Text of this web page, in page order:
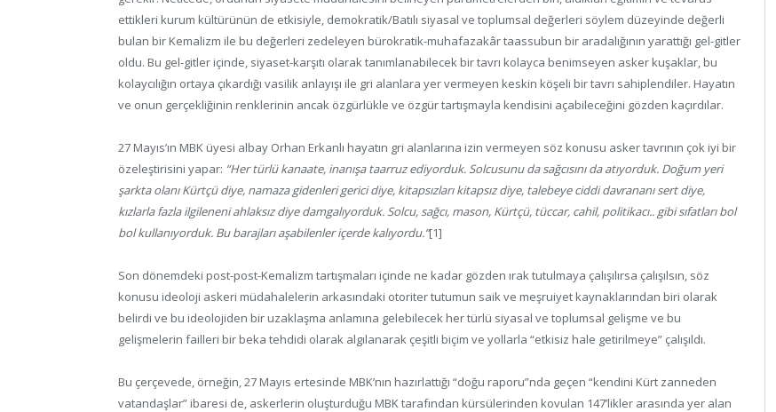
ettikleri kurum kültürünün de etkisiyle, demokratik/Batılı siyasal ve toplumsal değerleri söylem düzeyinde değerli
bulan bir Kemalizm ile bu değerleri zedeleyen bürokratik-muhafazakâr taassubun bir aradalığının yarattığı gel-gitler
oldu. Bu gel-gitler içinde, siyaset-karşıtı olarak tanımlanabilecek bir tavrı kolayca benimseyen asker kuşaklar, bu
kolaycılığın ortaya çıkardığı vasilik anlayışı ile gri alanlara yer vermeyen keskin köşeli bir tavrı sahiplendiler. Hayatın
ve onun gerçekliğinin renklerinin ancak özgürlükle ve özgür tartışmayla kendisini açabileceğini gözden kaçırdılar.
27 Mayıs’ın MBK üyesi albay Orhan Erkanlı hayatın gri alanlarına izin vermeyen söz konusu asker tavrının çok iyi bir
özeleştirisini yapar: “Her türlü kanaate, inanışa taarruz ediyorduk. Solcusunu da sağcısını da atıyorduk. Doğum yeri
şarkta olanı Kürtçü diye, namaza gidenleri gerici diye, kitapsızları kitapsız diye, talebeye ciddi davrananı sert diye,
kızlarla fazla ilgileneni ahlaksız diye damgalıyorduk. Solcu, sağcı, mason, Kürtçü, tüccar, cahil, politikacı.. gibi sıfatları bol
bol kullanıyorduk. Bu barajları aşabilenler içerde kalıyordu.“[1]
Son dönemdeki post-post-Kemalizm tartışmaları içinde ne kadar gözden ırak tutulmaya çalışılırsa çalışılsın, söz
konusu ideoloji askeri müdahalelerin arkasındaki otoriter tutumun saik ve meşruiyet kaynaklarından biri olarak
belirdi ve bu ideolojiden bir uzaklaşma anlamına gelebilecek her türlü siyasal ve toplumsal gelişme ve bu
gelişmelerin failleri bir beka tehdidi olarak algılanarak çeşitli biçim ve yollarla “etkisiz hale getirilmeye” çalışıldı.
Bu çerçevede, örneğin, 27 Mayıs ertesinde MBK’nın hazırlattığı “doğu raporu”nda geçen “kendini Kürt zanneden
vatandaşlar” ibaresi de, askerlerin oluşturduğu MBK tarafından kürsülerinden kovulan 147’likler arasında yer alan